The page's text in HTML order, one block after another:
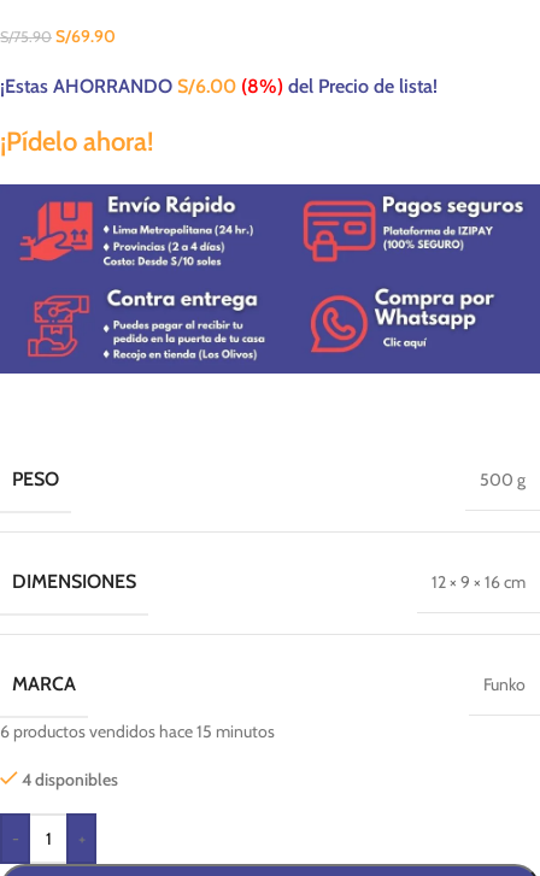
S/75.90 S/69.90
¡Estas AHORRANDO S/6.00 (8%) del Precio de lista!
¡Pídelo ahora!
PESO 500 g
DIMENSIONES 12 × 9 × 16 cm
MARCA Funko
6 productos vendidos hace 15 minutos
4 disponibles
- +